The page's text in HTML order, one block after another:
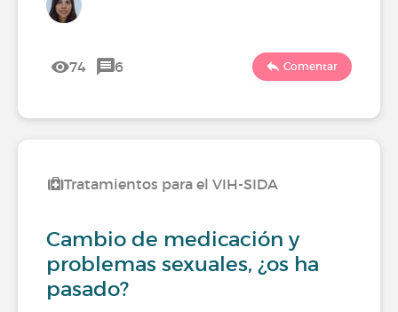
74 6 Comentar
Tratamientos para el VIH-SIDA
Cambio de medicación y
problemas sexuales, ¿os ha
pasado?